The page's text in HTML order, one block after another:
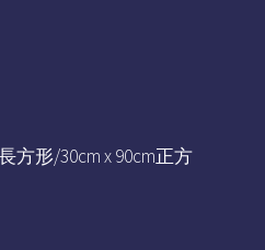
方形/30cm x 90cm正方